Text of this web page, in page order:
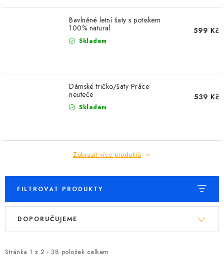
Zásady zpracování ochrany osobních údajů
Bavlněné letní šaty s potiskem
100% natural
Skladem
599 Kč
Dámské tričko/šaty Práce
neuteče
Skladem
539 Kč
Zobrazit více produktů
FILTROVAT PRODUKTY
V
i
Stránka 1 z 2 - 38 položek celkem
Ř
e
DOPORUČUJEME